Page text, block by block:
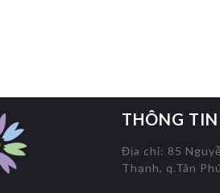
THÔNG
Địa chỉ: 85
Thạnh, q.Tân